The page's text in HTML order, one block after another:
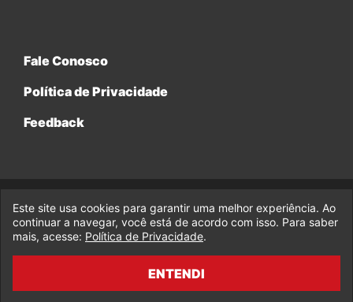
Fale Conosco
Política de Privacidade
Feedback
© 2017-2026 Legado da Marvel, uma empresa da Legado
Enterprises.
fabiolobo
Este site usa cookies para garantir uma melhor experiência. Ao
continuar a navegar, você está de acordo com isso. Para saber
mais, acesse: Política de Privacidade.
ENTENDI